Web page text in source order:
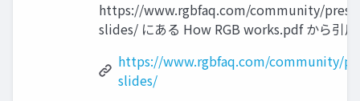
https://www.rgbfaq.com/community/
slides/ にある How RGB works.pdf から引
https://www.rgbfaq.com/community/
slides/